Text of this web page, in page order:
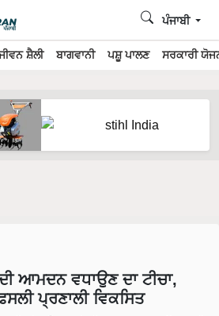
ਸ਼ੈਲੀ ਬਾਗਵਾਨੀ ਪਸ਼ੂ ਪਾਲਣ ਸਰਕਾਰੀ
ਪੰਜਾਬੀ
ਆਮਦਨ ਵਧਾਉਣ ਦਾ ਟੀਚਾ,
ਪ੍ਰਣਾਲੀ ਵਿਕਸਿਤ